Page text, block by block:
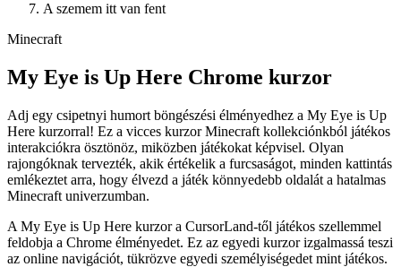
A szemem itt van fent
Minecraft
My Eye is Up Here Chrome kurzor
Adj egy csipetnyi humort böngészési élményedhez a My Eye is Up
Here kurzorral! Ez a vicces kurzor Minecraft kollekciónkból játékos
interakciókra ösztönöz, miközben játékokat képvisel. Olyan
rajongóknak tervezték, akik értékelik a furcsaságot, minden kattintás
emlékeztet arra, hogy élvezd a játék könnyedebb oldalát a hatalmas
Minecraft univerzumban.
A My Eye is Up Here kurzor a CursorLand-től játékos szellemmel
feldobja a Chrome élményedet. Ez az egyedi kurzor izgalmassá teszi
az online navigációt, tükrözve egyedi személyiségedet mint játékos.